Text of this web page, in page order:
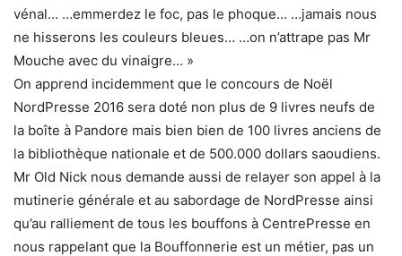
vénal… …emmerdez le foc, pas le phoque… …jamais nous
ne hisserons les couleurs bleues… …on n’attrape pas Mr
Mouche avec du vinaigre… »
On apprend incidemment que le concours de Noël
NordPresse 2016 sera doté non plus de 9 livres neufs de
la boîte à Pandore mais bien bien de 100 livres anciens de
la bibliothèque nationale et de 500.000 dollars saoudiens.
Mr Old Nick nous demande aussi de relayer son appel à la
mutinerie générale et au sabordage de NordPresse ainsi
qu’au ralliement de tous les bouffons à CentrePresse en
nous rappelant que la Bouffonnerie est un métier, pas un